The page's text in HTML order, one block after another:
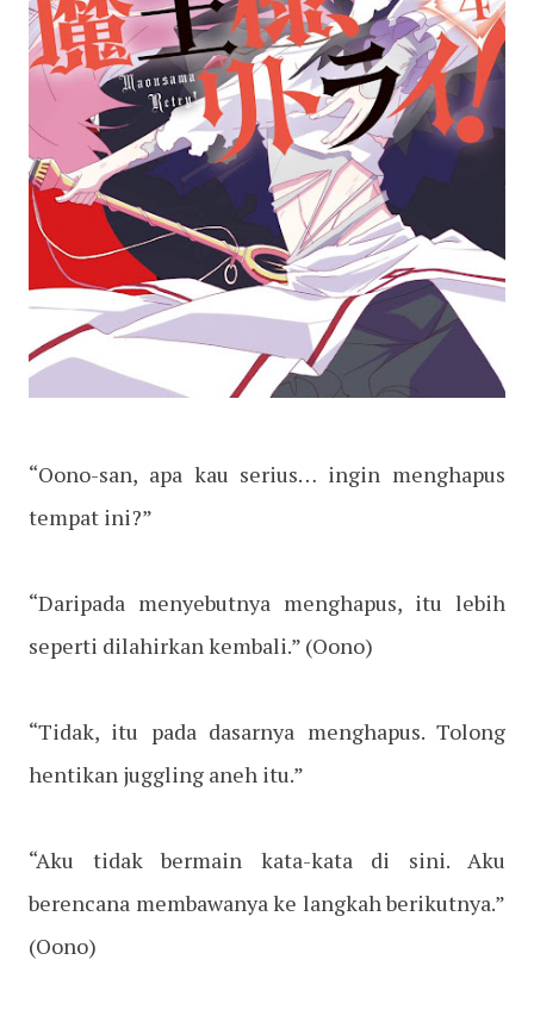
“Oono-san, apa kau serius… ingin menghapus
tempat ini?”
“Daripada menyebutnya menghapus, itu lebih
seperti dilahirkan kembali.” (Oono)
“Tidak, itu pada dasarnya menghapus. Tolong
hentikan juggling aneh itu.”
“Aku tidak bermain kata-kata di sini. Aku
berencana membawanya ke langkah berikutnya.”
(Oono)